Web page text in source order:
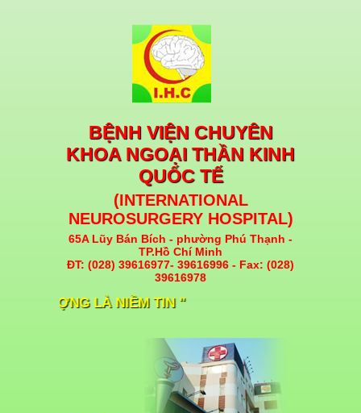
BỆNH VIỆN CHUYÊN
KHOA NGOẠI THẦN KINH
QUỐC TẾ
(INTERNATIONAL
NEUROSURGERY HOSPITAL)
65A Lũy Bán Bích - phường Phú Thạnh -
TP.Hồ Chí Minh
ĐT: (028) 39616977- 39616996 - Fax: (028)
39616978
LƯỢNG LÀ NIỀM TIN "